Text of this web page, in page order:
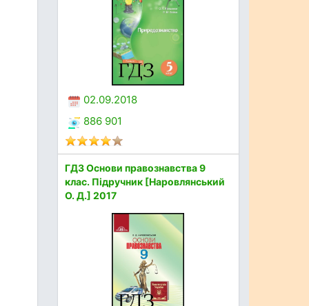
02.09.2018
886 901
ГДЗ Основи правознавства 9
клас. Підручник [Наровлянський
О. Д.] 2017